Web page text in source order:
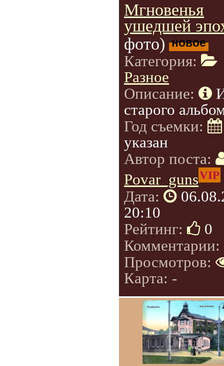
Мгновенья
ушедшей
фото) новое
Категория:
Разное
Описание:
старого
Год съемки:
указан
Автор поста:
Povar_gunsVIP
Дата:
20:10
Рейтинг:
0
Комментарии:
Просмотров:
Карта: -